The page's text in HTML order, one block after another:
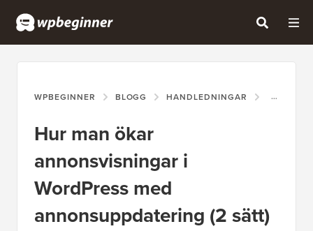
WPBEGINNER BLOGG HANDLEDNINGAR HUR
Hur man ökar
annonsvisningar i
WordPress med
annonsuppdatering (2 sätt)